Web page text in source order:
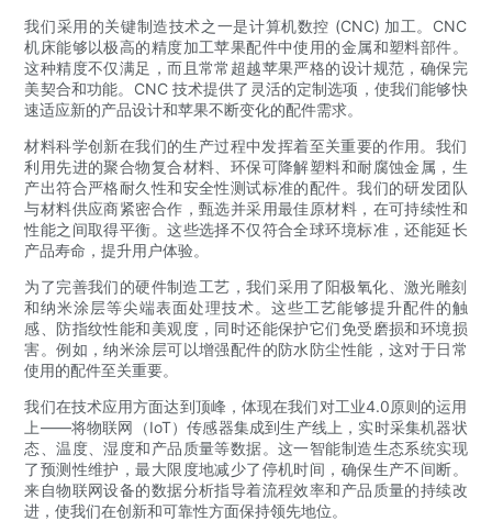
我们采用的关键制造技术之一是计算机数控 (CNC) 加工。CNC
机床能够以极高的精度加工苹果配件中使用的金属和塑料部件。
这种精度不仅满足，而且常常超越苹果严格的设计规范，确保完
美契合和功能。CNC 技术提供了灵活的定制选项，使我们能够快
速适应新的产品设计和苹果不断变化的配件需求。
材料科学创新在我们的生产过程中发挥着至关重要的作用。我们
利用先进的聚合物复合材料、环保可降解塑料和耐腐蚀金属，生
产出符合严格耐久性和安全性测试标准的配件。我们的研发团队
与材料供应商紧密合作，甄选并采用最佳原材料，在可持续性和
性能之间取得平衡。这些选择不仅符合全球环境标准，还能延长
产品寿命，提升用户体验。
为了完善我们的硬件制造工艺，我们采用了阳极氧化、激光雕刻
和纳米涂层等尖端表面处理技术。这些工艺能够提升配件的触
感、防指纹性能和美观度，同时还能保护它们免受磨损和环境损
害。例如，纳米涂层可以增强配件的防水防尘性能，这对于日常
使用的配件至关重要。
我们在技术应用方面达到顶峰，体现在我们对工业4.0原则的运用
上——将物联网（IoT）传感器集成到生产线上，实时采集机器状
态、温度、湿度和产品质量等数据。这一智能制造生态系统实现
了预测性维护，最大限度地减少了停机时间，确保生产不间断。
来自物联网设备的数据分析指导着流程效率和产品质量的持续改
进，使我们在创新和可靠性方面保持领先地位。